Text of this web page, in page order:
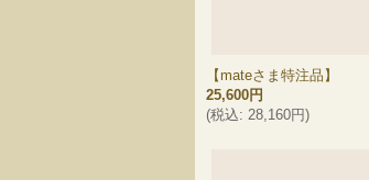
【mateさま特注品】
25,600円
(税込: 28,160円)